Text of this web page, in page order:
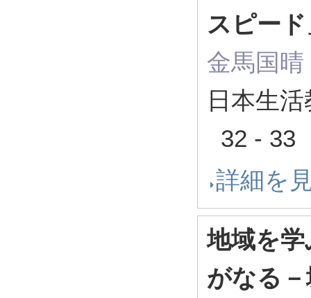
スピー
金馬国晴
日本生
32 - 33
詳細を
地域を
がなる